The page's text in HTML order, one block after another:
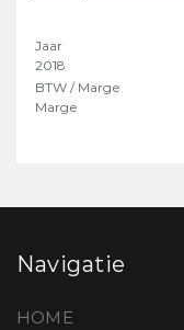
Jaar
2018
BTW / Marge
Marge
Navigatie
HOME